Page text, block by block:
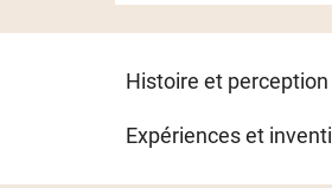
Navigation
principale
Histoire et perception
Expériences et